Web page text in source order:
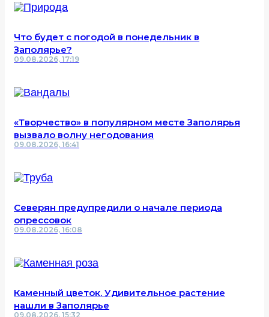
Что будет с погодой в понедельник в
Заполярье?
09.08.2026, 17:19
«Творчество» в популярном месте Заполярья
вызвало волну негодования
09.08.2026, 16:41
Северян предупредили о начале периода
опрессовок
09.08.2026, 16:08
Каменный цветок. Удивительное растение
нашли в Заполярье
09.08.2026, 15:32